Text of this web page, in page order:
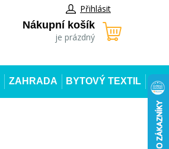
Přihlásit
Nákupní košík
je prázdný
ZAHRADA BYTOVÝ TEXTIL